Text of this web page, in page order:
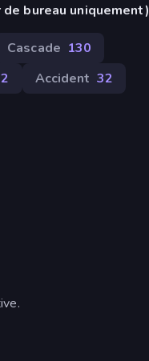
bureau uniquement)
Cascade 130
Accident 32